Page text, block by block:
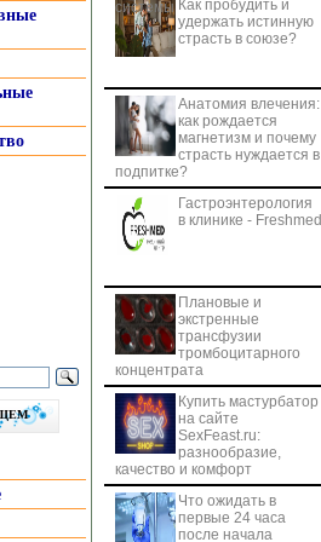
системы Как пробудить и
удержать истинную
страсть в союзе?
Анатомия влечения:
как рождается
магнетизм и почему
страсть нуждается в
подпитке?
Гастроэнтерология
в клинике - Freshmed
Плановые и
экстренные
трансфузии
тромбоцитарного
концентрата
Купить мастурбатор
на сайте
SexFeast.ru:
разнообразие,
качество и комфорт
Что ожидать в
первые 24 часа
после начала